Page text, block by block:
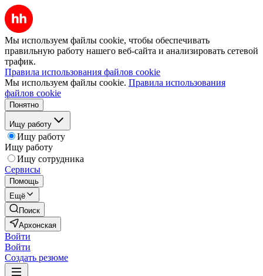
Мы используем файлы cookie, чтобы обеспечивать
правильную работу нашего веб-сайта и анализировать сетевой
трафик.
Правила использования файлов cookie
Мы используем файлы cookie. Правила использования
файлов cookie
Понятно
Ищу работу
Ищу работу
Ищу работу
Ищу сотрудника
Сервисы
Помощь
Ещё
Поиск
Архонская
Войти
Войти
Создать резюме